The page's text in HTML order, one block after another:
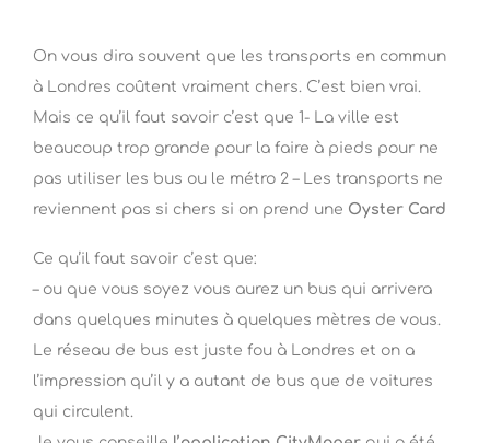
On vous dira souvent que les transports en commun
à Londres coûtent vraiment chers. C’est bien vrai.
Mais ce qu’il faut savoir c’est que 1- La ville est
beaucoup trop grande pour la faire à pieds pour ne
pas utiliser les bus ou le métro 2 – Les transports ne
reviennent pas si chers si on prend une Oyster Card
Ce qu’il faut savoir c’est que:
– ou que vous soyez vous aurez un bus qui arrivera
dans quelques minutes à quelques mètres de vous.
Le réseau de bus est juste fou à Londres et on a
l’impression qu’il y a autant de bus que de voitures
qui circulent.